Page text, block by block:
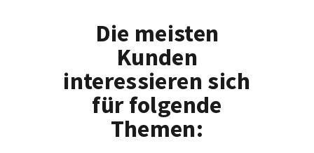
Die meisten
Kunden
interessieren sich
für folgende
Themen: